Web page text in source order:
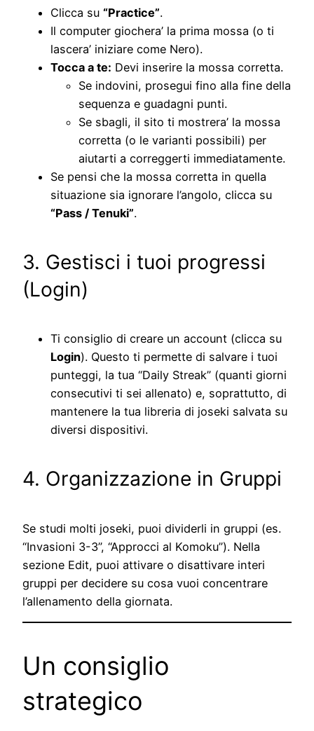
Clicca su “Practice”.
Il computer giochera’ la prima mossa (o ti
lascera’ iniziare come Nero).
Tocca a te: Devi inserire la mossa corretta.
Se indovini, prosegui fino alla fine della
sequenza e guadagni punti.
Se sbagli, il sito ti mostrera’ la mossa
corretta (o le varianti possibili) per
aiutarti a correggerti immediatamente.
Se pensi che la mossa corretta in quella
situazione sia ignorare l’angolo, clicca su
“Pass / Tenuki”.
3. Gestisci i tuoi progressi
(Login)
Ti consiglio di creare un account (clicca su
Login). Questo ti permette di salvare i tuoi
punteggi, la tua “Daily Streak” (quanti giorni
consecutivi ti sei allenato) e, soprattutto, di
mantenere la tua libreria di joseki salvata su
diversi dispositivi.
4. Organizzazione in Gruppi
Se studi molti joseki, puoi dividerli in gruppi (es.
“Invasioni 3-3”, “Approcci al Komoku”). Nella
sezione Edit, puoi attivare o disattivare interi
gruppi per decidere su cosa vuoi concentrare
l’allenamento della giornata.
Un consiglio
strategico